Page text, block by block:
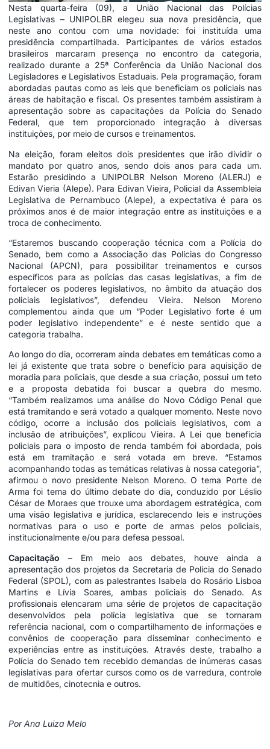
Nesta quarta-feira (09), a União Nacional das Polícias
Legislativas – UNIPOLBR elegeu sua nova presidência, que
neste ano contou com uma novidade: foi instituída uma
presidência compartilhada. Participantes de vários estados
brasileiros marcaram presença no encontro da categoria,
realizado durante a 25ª Conferência da União Nacional dos
Legisladores e Legislativos Estaduais. Pela programação, foram
abordadas pautas como as leis que beneficiam os policiais nas
áreas de habitação e fiscal. Os presentes também assistiram à
apresentação sobre as capacitações da Polícia do Senado
Federal, que tem proporcionado integração à diversas
instituições, por meio de cursos e treinamentos.
Na eleição, foram eleitos dois presidentes que irão dividir o
mandato por quatro anos, sendo dois anos para cada um.
Estarão presidindo a UNIPOLBR Nelson Moreno (ALERJ) e
Edivan Vieria (Alepe). Para Edivan Vieira, Policial da Assembleia
Legislativa de Pernambuco (Alepe), a expectativa é para os
próximos anos é de maior integração entre as instituições e a
troca de conhecimento.
“Estaremos buscando cooperação técnica com a Polícia do
Senado, bem como a Associação das Polícias do Congresso
Nacional (APCN), para possibilitar treinamentos e cursos
específicos para as polícias das casas legislativas, a fim de
fortalecer os poderes legislativos, no âmbito da atuação dos
policiais legislativos”, defendeu Vieira. Nelson Moreno
complementou ainda que um “Poder Legislativo forte é um
poder legislativo independente” e é neste sentido que a
categoria trabalha.
Ao longo do dia, ocorreram ainda debates em temáticas como a
lei já existente que trata sobre o benefício para aquisição de
moradia para policiais, que desde a sua criação, possui um teto
e a proposta debatida foi buscar a quebra do mesmo.
“Também realizamos uma análise do Novo Código Penal que
está tramitando e será votado a qualquer momento. Neste novo
código, ocorre a inclusão dos policiais legislativos, com a
inclusão de atribuições”, explicou Vieira. A Lei que beneficia
policiais para o imposto de renda também foi abordada, pois
está em tramitação e será votada em breve. “Estamos
acompanhando todas as temáticas relativas à nossa categoria”,
afirmou o novo presidente Nelson Moreno. O tema Porte de
Arma foi tema do último debate do dia, conduzido por Léslio
César de Moraes que trouxe uma abordagem estratégica, com
uma visão legislativa e jurídica, esclarecendo leis e instruções
normativas para o uso e porte de armas pelos policiais,
institucionalmente e/ou para defesa pessoal.
Capacitação – Em meio aos debates, houve ainda a
apresentação dos projetos da Secretaria de Polícia do Senado
Federal (SPOL), com as palestrantes Isabela do Rosário Lisboa
Martins e Lívia Soares, ambas policiais do Senado. As
profissionais elencaram uma série de projetos de capacitação
desenvolvidos pela polícia legislativa que se tornaram
referência nacional, com o compartilhamento de informações e
convênios de cooperação para disseminar conhecimento e
experiências entre as instituições. Através deste, trabalho a
Polícia do Senado tem recebido demandas de inúmeras casas
legislativas para ofertar cursos como os de varredura, controle
de multidões, cinotecnia e outros.
Por Ana Luiza Melo